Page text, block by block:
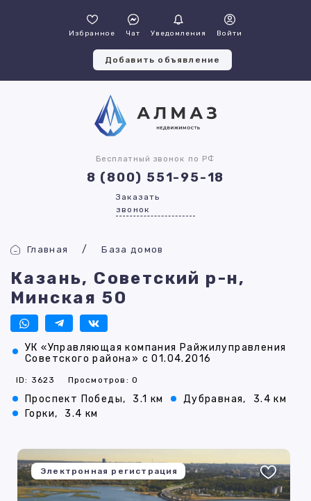
Избранное Чат Уведомления Войти
Добавить объявление
Бесплатный звонок по РФ
8 (800) 551-95-18
Заказать
звонок
Главная База домов
Казань, Советский р-н,
Минская 50
УК «Управляющая компания Райжилуправления
Советского района» с 01.04.2016
ID: 3623 Просмотров: 0
Проспект Победы, 3.1 км Дубравная,
3.4 км
Горки,
3.4 км
Электронная регистрация